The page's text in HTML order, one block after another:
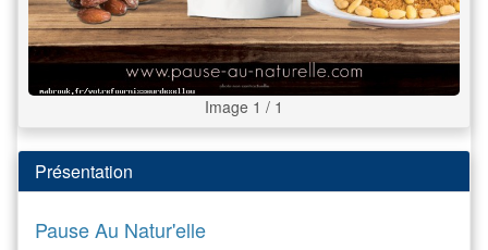
Image 1 / 1
Présentation
Pause Au Natur'elle